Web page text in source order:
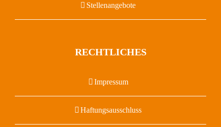
Stellenangebote
RECHTLICHES
Impressum
Haftungsausschluss